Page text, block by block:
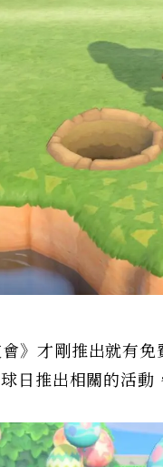
會》才剛推出就有
日推出相關的活動